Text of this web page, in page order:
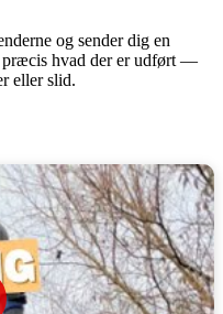
og sender dig en
præcis hvad der er udført —
eller slid.